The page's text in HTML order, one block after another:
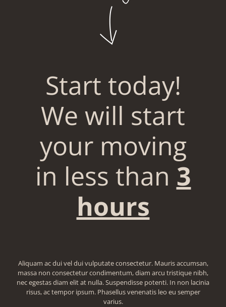
Start today!
We will start
your moving
in less than 3
hours
Aliquam ac dui vel dui vulputate consectetur. Mauris accumsan,
massa non consectetur condimentum, diam arcu tristique nibh,
nec egestas diam elit at nulla. Suspendisse potenti. In non lacinia
risus, ac tempor ipsum. Phasellus venenatis leo eu semper
varius.